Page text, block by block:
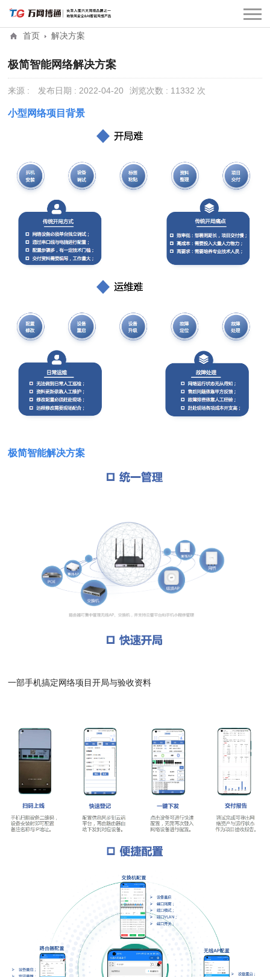
首页 解决方案
极简智能网络解决方案
来源 : 发布日期 : 2022-04-20 浏览次数 : 11332 次
小型网络项目背景
极简智能解决方案
一部手机搞定网络项目开局与验收资料